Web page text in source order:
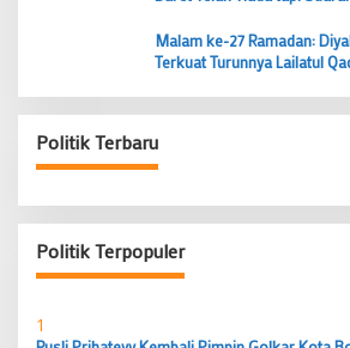
Malam ke-27 Ramadan:
Terkuat Turunnya Lailatul
Politik Terbaru
Politik Terpopuler
1